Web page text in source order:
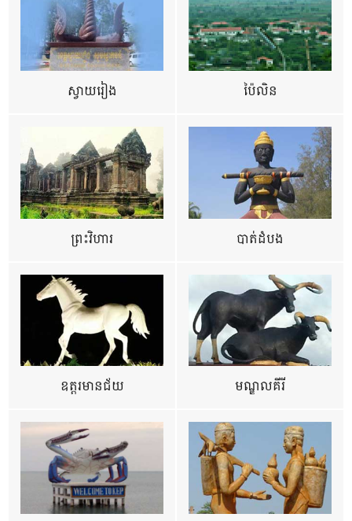
ស្វាយរៀង ប៉ៃលិន
ព្រះវិហារ បាត់ដំបង
ឧត្ដរមានជ័យ មណ្ឌលគីរី